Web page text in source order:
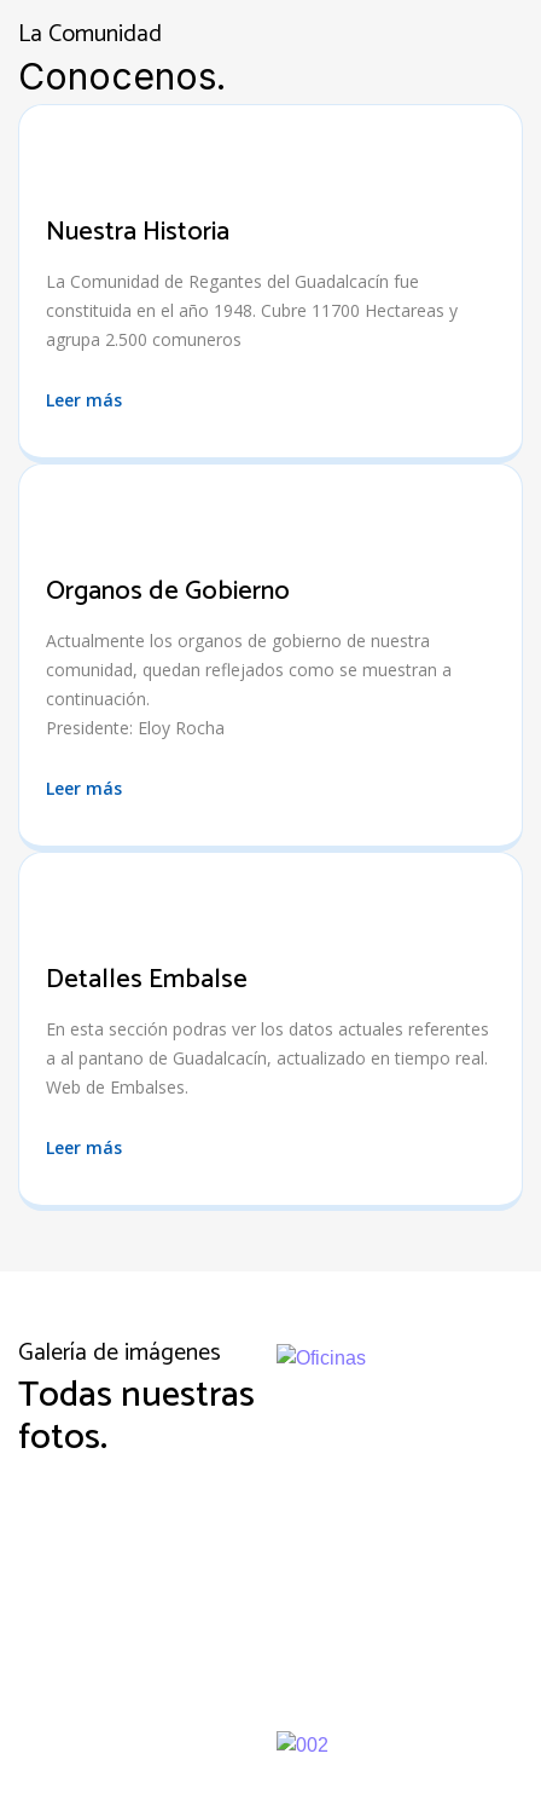
La Comunidad
Conocenos.
Nuestra Historia
La Comunidad de Regantes del Guadalcacín fue
constituida en el año 1948. Cubre 11700 Hectareas y
agrupa 2.500 comuneros
Leer más
Organos de Gobierno
Actualmente los organos de gobierno de nuestra
comunidad, quedan reflejados como se muestran a
continuación.
Presidente: Eloy Rocha
Leer más
Detalles Embalse
En esta sección podras ver los datos actuales referentes
a al pantano de Guadalcacín, actualizado en tiempo real.
Web de Embalses.
Leer más
Galería de imágenes
Todas nuestras
fotos.